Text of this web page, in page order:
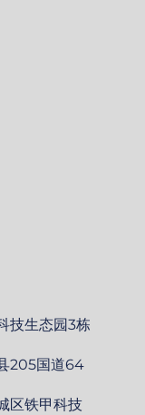
技生态园3栋
205国道64
区铁甲科技